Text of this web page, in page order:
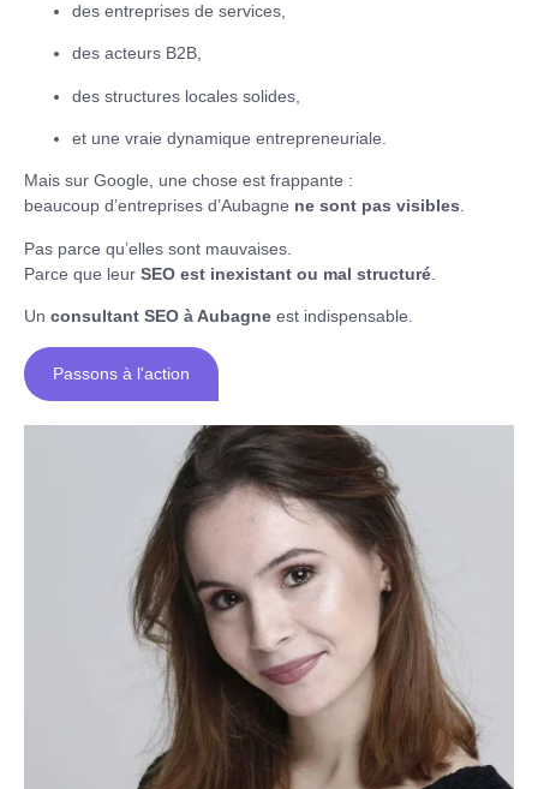
des entreprises de services,
des acteurs B2B,
des structures locales solides,
et une vraie dynamique entrepreneuriale.
Mais sur Google, une chose est frappante :
beaucoup d’entreprises d’Aubagne ne sont pas visibles.
Pas parce qu’elles sont mauvaises.
Parce que leur SEO est inexistant ou mal structuré
Un consultant SEO à Aubagne est indispensable.
Passons à l'action